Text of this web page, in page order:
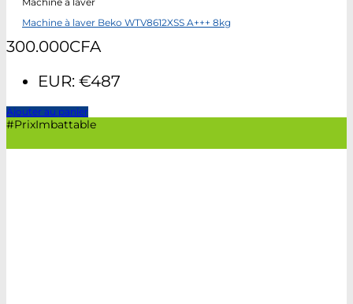
Machine à laver
Machine à laver Beko WTV8612XSS A+++ 8kg
300.000CFA
EUR: €487
Ajouter au panier
#PrixImbattable